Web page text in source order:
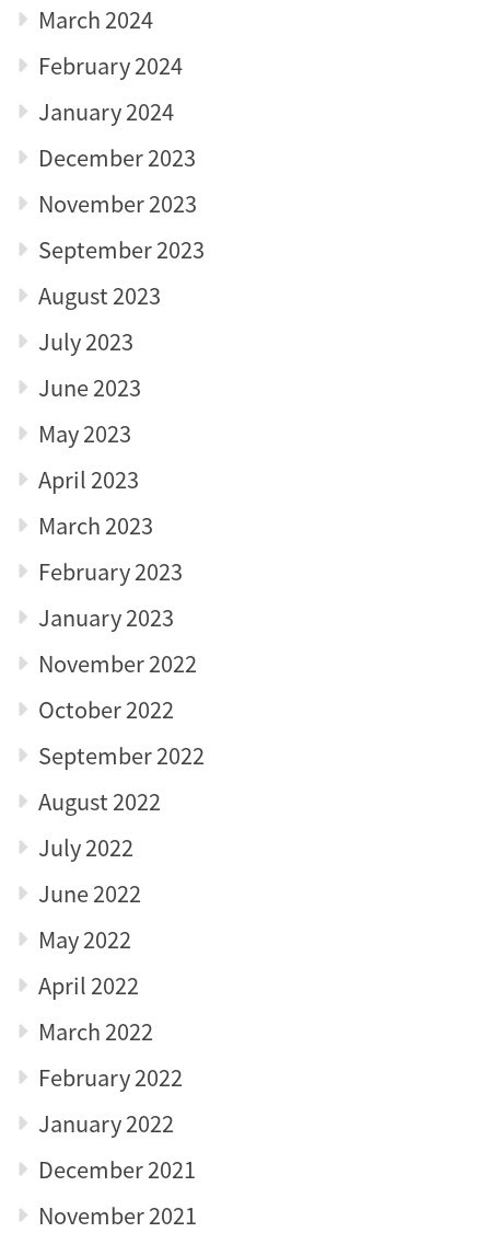
March 2024
February 2024
January 2024
December 2023
November 2023
September 2023
August 2023
July 2023
June 2023
May 2023
April 2023
March 2023
February 2023
January 2023
November 2022
October 2022
September 2022
August 2022
July 2022
June 2022
May 2022
April 2022
March 2022
February 2022
January 2022
December 2021
November 2021